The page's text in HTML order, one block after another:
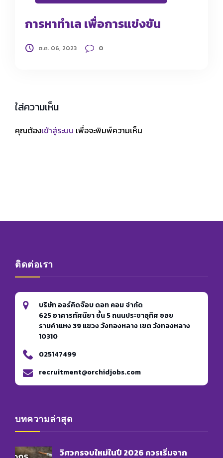
การหาทำเล เพื่อการแข่งขัน
ต.ค. 06, 2023 0
ใส่ความเห็น
คุณต้องเข้าสู่ระบบ เพื่อจะพิมพ์ความเห็น
ติดต่อเรา
บริษัท ออร์คิดจ๊อบ ดอท คอม จำกัด
625 อาคารทัศนียา ชั้น 5 ถนนประชาอุทิศ ซอย
รามคำแหง 39 แขวง วังทองหลาง เขต วังทองหลาง
10310
025147499
recruitment@orchidjobs.com
บทความล่าสุด
วิศวกรจบใหม่ในปี 2026 ควรเริ่มจาก